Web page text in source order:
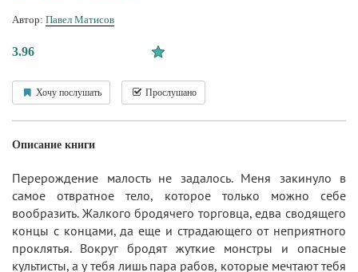
Автор: Павел Матисов
3.96
Хочу послушать Прослушано
Описание книги
Перерождение малость не задалось. Меня закинуло в
самое отвратное тело, которое только можно себе
вообразить. Жалкого бродячего торговца, едва сводящего
концы с концами, да еще и страдающего от неприятного
проклятья. Вокруг бродят жуткие монстры и опасные
культисты, а у тебя лишь пара рабов, которые мечтают тебя